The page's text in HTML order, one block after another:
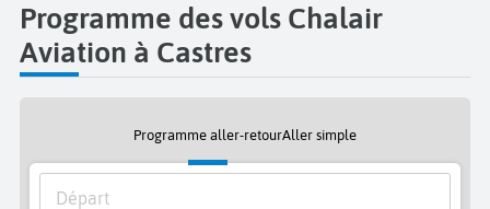
Programme des vols Chalair
Aviation à Castres
Programme aller-retourAller simple
Départ